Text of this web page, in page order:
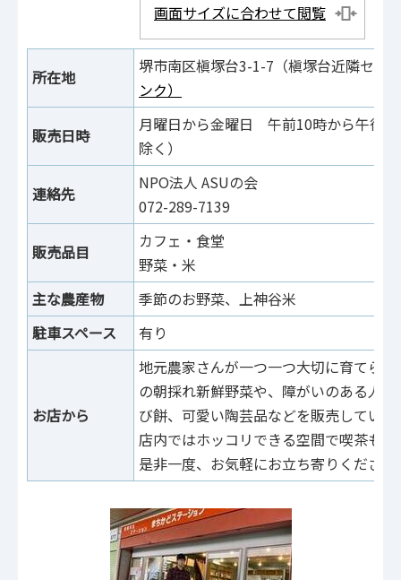
画面サイズに合わせて閲覧
所在地
堺市南区槇塚台3-1-7（槇塚台近隣セ
ンク）
販売日時
月曜日から金曜日 午前10時から午後2
除く）
連絡先
NPO法人 ASUの会
072-289-7139
販売品目
カフェ・食堂
野菜・米
主な農産物
季節のお野菜、上神谷米
駐車スペース
有り
お店から
地元農家さんが一つ一つ大切に育てら
の朝採れ新鮮野菜や、障がいのある人
び餅、可愛い陶芸品などを販売していま
店内ではホッコリできる空間で喫茶も
是非一度、お気軽にお立ち寄りください